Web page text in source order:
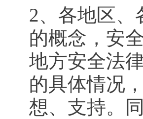
2、各地区、
的概念，安
地方安全法
的具体情况
想、支持。